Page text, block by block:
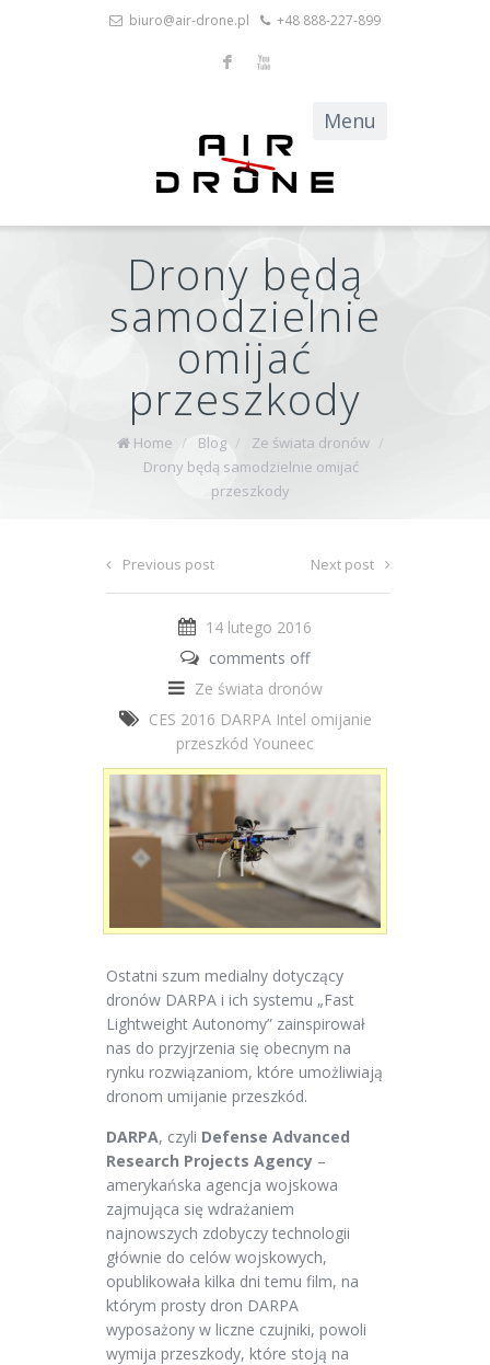
biuro@air-drone.pl +48 888-227-899
F X
Drony będą
samodzielnie
omijać
przeszkody
Home / Blog / Ze świata dronów /
Drony będą samodzielnie omijać
przeszkody
Previous post Next post
14 lutego 2016
comments off
Ze świata dronów
CES 2016 DARPA Intel omijanie
przeszkód Youneec
Ostatni szum medialny dotyczący
dronów DARPA i ich systemu „Fast
Lightweight Autonomy” zainspirował
nas do przyjrzenia się obecnym na
rynku rozwiązaniom, które umożliwiają
dronom umijanie przeszkód.
DARPA, czyli Defense Advanced
Research Projects Agency–
amerykańska agencja wojskowa
zajmująca się wdrażaniem
najnowszych zdobyczy technologii
głównie do celów wojskowych,
opublikowała kilka dni temu film, na
którym prosty dron DARPA
wyposażony w liczne czujniki, powoli
wymija przeszkody, które stoją na